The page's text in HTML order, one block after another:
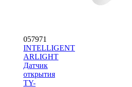
057971
INTELLIGENT
ARLIGHT
Датчик
открытия
TY-